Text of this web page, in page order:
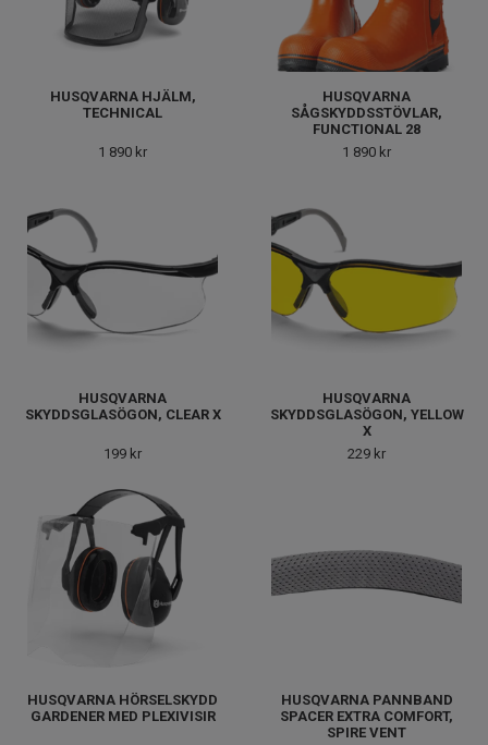
HUSQVARNA HJÄLM,
TECHNICAL
1 890 kr
HUSQVARNA
SÅGSKYDDSSTÖVLAR,
FUNCTIONAL 28
1 890 kr
HUSQVARNA
SKYDDSGLASÖGON, CLEAR X
199 kr
HUSQVARNA
SKYDDSGLASÖGON, YELLOW
X
229 kr
HUSQVARNA HÖRSELSKYDD
GARDENER MED PLEXIVISIR
HUSQVARNA PANNBAND
SPACER EXTRA COMFORT,
SPIRE VENT